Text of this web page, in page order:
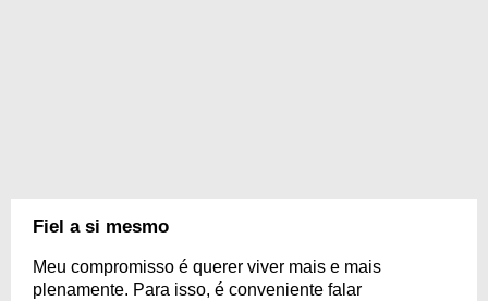
Fiel a si mesmo
Meu compromisso é querer viver mais e mais
plenamente. Para isso, é conveniente falar